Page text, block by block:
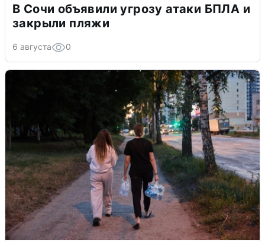
В Сочи объявили угрозу атаки БПЛА и
закрыли пляжи
6 августа 0